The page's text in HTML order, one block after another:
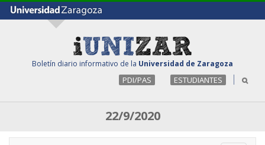
Boletín diario informativo de la Universidad de Zaragoza
PDI/PAS ESTUDIANTES
22/9/2020